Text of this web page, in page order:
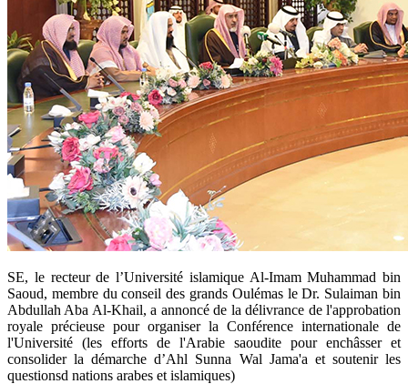
​SE, le recteur de l’Université islamique Al-Imam Muhammad bin
Saoud, membre du conseil des grands Oulémas le Dr. Sulaiman bin
Abdullah Aba Al-Khail, a annoncé de la délivrance de l'approbation
royale précieuse pour organiser la Conférence internationale de
l'Université (les efforts de l'Arabie saoudite pour enchâsser et
consolider la démarche d’Ahl Sunna Wal Jama'a et soutenir les
questionsd nations arabes et islamiques)